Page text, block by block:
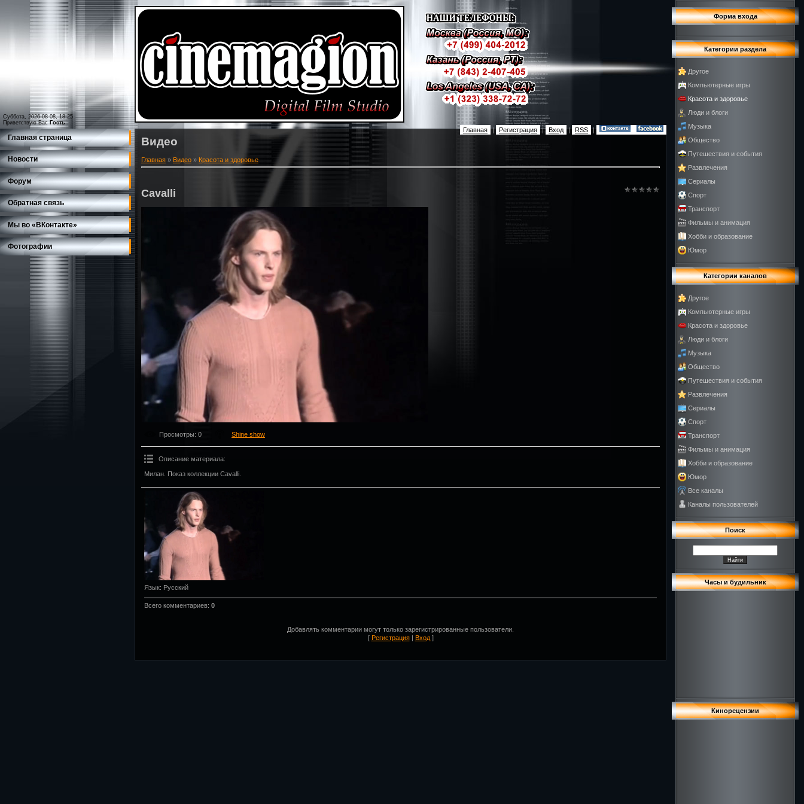
Суббота, 2026-08-08, 18:25
Приветствую Вас Гость
Главная | Регистрация | Вход | RSS |
Главная страница
Новости
Форум
Обратная связь
Мы во «ВКонтакте»
Фотографии
Видео
Главная » Видео » Красота и здоровье
Cavalli
Просмотры: 0 Shine show
Описание материала:
Милан. Показ коллекции Cavalli.
Язык: Русский
Всего комментариев: 0
Добавлять комментарии могут только зарегистрированные пользователи.
[ Регистрация| Вход]
Форма входа
Категории раздела
Другое
Компьютерные игры
Красота и здоровье
Люди и блоги
Музыка
Общество
Путешествия и события
Развлечения
Сериалы
Спорт
Транспорт
Фильмы и анимация
Хобби и образование
Юмор
Категории каналов
Другое
Компьютерные игры
Красота и здоровье
Люди и блоги
Музыка
Общество
Путешествия и события
Развлечения
Сериалы
Спорт
Транспорт
Фильмы и анимация
Хобби и образование
Юмор
Все каналы
Каналы пользователей
Поиск
Часы и будильник
Кинорецензии